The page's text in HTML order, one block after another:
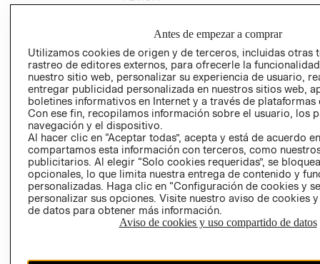
PROGRAMA DE
Y ÉTICA (INGLÉS)
COMERCIO - SIC
PETICIONES
QUEJAS Y
RECLAMOS
Colombia ($)
CAMBIAR REGIÓN
Antes de empezar a comprar
Utilizamos cookies de origen y de terceros, incluidas otras
rastreo de editores externos, para ofrecerle la
nuestro sitio web, personalizar su experiencia de usuario,
entregar publicidad personalizada en nuestros sitios web,
boletines informativos en Internet y a través de plataformas
Con ese fin, recopilamos información sobre el usuario, los
navegación y el dispositivo.
Al hacer clic en “Aceptar todas”, acepta y está de acuerdo
compartamos esta información con terceros, como
publicitarios. Al elegir “Solo cookies requeridas”, se
opcionales, lo que limita nuestra entrega de contenido y
personalizadas. Haga clic en “Configuración de cookies y
personalizar sus opciones. Visite nuestro aviso de cookies
de datos para obtener más información.
Aviso de cookies y uso compartido de datos